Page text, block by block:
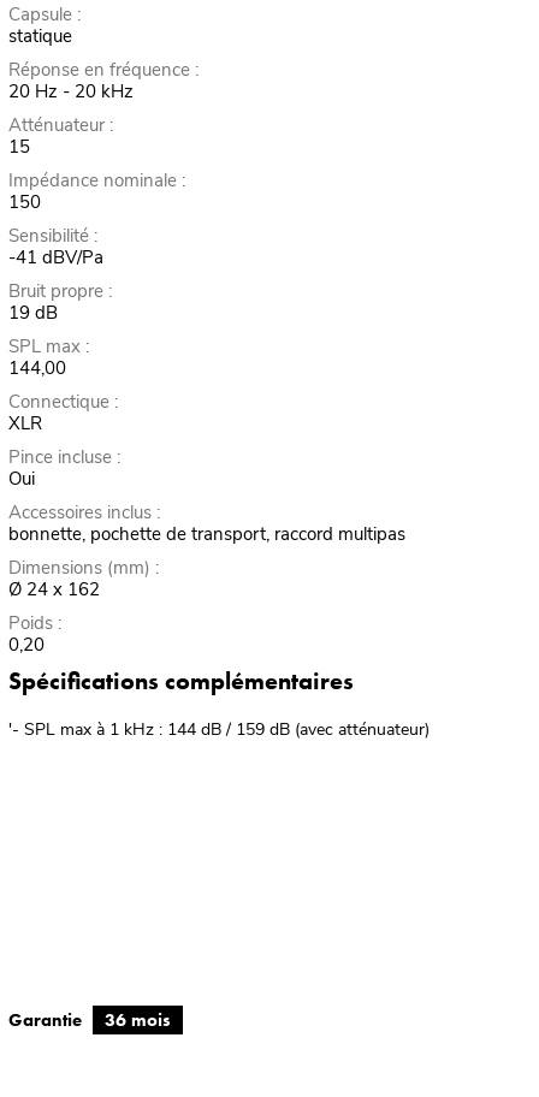
Capsule :
statique
Réponse en fréquence :
20 Hz - 20 kHz
Atténuateur :
15
Impédance nominale :
150
Sensibilité :
-41 dBV/Pa
Bruit propre :
19 dB
SPL max :
144,00
Connectique :
XLR
Pince incluse :
Oui
Accessoires inclus :
bonnette, pochette de transport, raccord multipas
Dimensions (mm) :
Ø 24 x 162
Poids :
0,20
Spécifications complémentaires
'- SPL max à 1 kHz : 144 dB / 159 dB (avec atténuateur)
Garantie 36 mois